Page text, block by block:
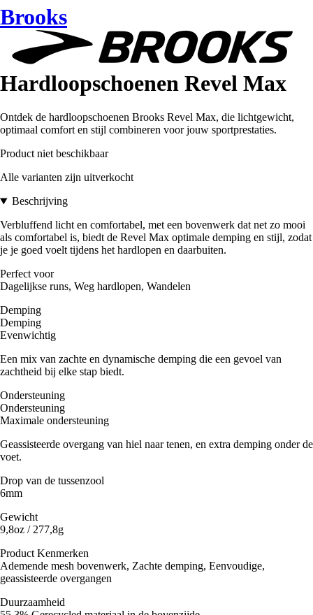
Brooks
Hardloopschoenen Revel Max
Ontdek de hardloopschoenen Brooks Revel Max, die lichtgewicht,
optimaal comfort en stijl combineren voor jouw sportprestaties.
Product niet beschikbaar
Alle varianten zijn uitverkocht
Beschrijving
Verbluffend licht en comfortabel, met een bovenwerk dat net zo mooi
als comfortabel is, biedt de Revel Max optimale demping en stijl, zodat
je je goed voelt tijdens het hardlopen en daarbuiten.
Perfect voor
Dagelijkse runs, Weg hardlopen, Wandelen
Demping
Demping
Evenwichtig
Een mix van zachte en dynamische demping die een gevoel van
zachtheid bij elke stap biedt.
Ondersteuning
Ondersteuning
Maximale ondersteuning
Geassisteerde overgang van hiel naar tenen, en extra demping onder de
voet.
Drop van de tussenzool
6mm
Gewicht
9,8oz / 277,8g
Product Kenmerken
Ademende mesh bovenwerk, Zachte demping, Eenvoudige,
geassisteerde overgangen
Duurzaamheid